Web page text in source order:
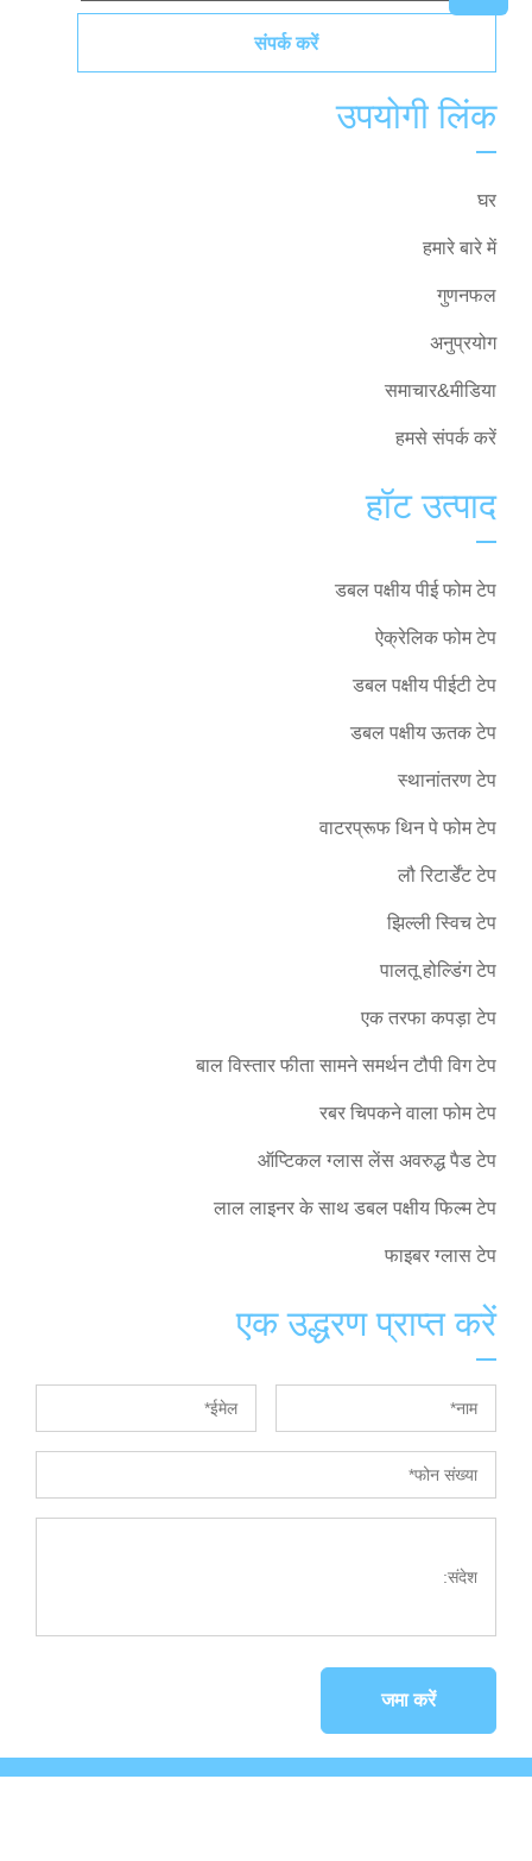
संपर्क करें
उपयोगी लिंक
घर
हमारे बारे में
गुणनफल
अनुप्रयोग
समाचार&मीडिया
हमसे संपर्क करें
हॉट उत्पाद
डबल पक्षीय पीई फोम टेप
ऐक्रेलिक फोम टेप
डबल पक्षीय पीईटी टेप
डबल पक्षीय ऊतक टेप
स्थानांतरण टेप
वाटरप्रूफ थिन पे फोम टेप
लौ रिटार्डेंट टेप
झिल्ली स्विच टेप
पालतू होल्डिंग टेप
एक तरफा कपड़ा टेप
बाल विस्तार फीता सामने समर्थन टौपी विग टेप
रबर चिपकने वाला फोम टेप
ऑप्टिकल ग्लास लेंस अवरुद्ध पैड टेप
लाल लाइनर के साथ डबल पक्षीय फिल्म टेप
फाइबर ग्लास टेप
एक उद्धरण प्राप्त करें
जमा करें